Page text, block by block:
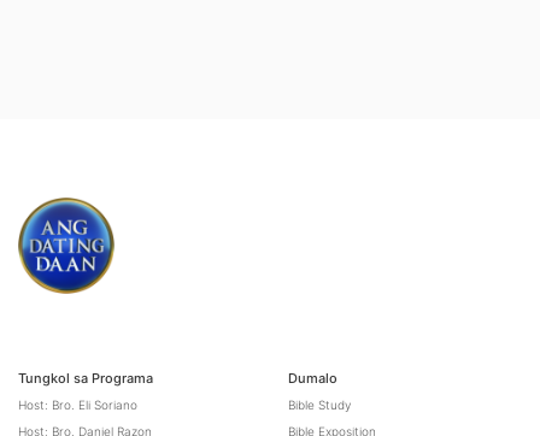
Tungkol sa Programa
Host: Bro. Eli Soriano
Host: Bro. Daniel Razon
Dumalo
Bible Study
Bible Exposition